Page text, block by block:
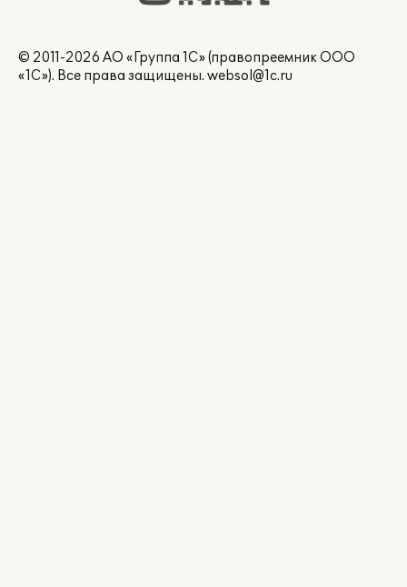
© 2011-2026 АО «Группа 1С» (правопреемник ООО
«1С»). Все права защищены. websol@1c.ru